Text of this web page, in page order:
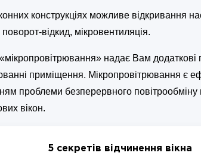
конструкціях можливе відкривання
відкид, мікровентиляція.
надає Вам додаткові
приміщення. Мікропровітрювання є
проблеми безперервного повітрообміну
вікон.
5 секретів відчинення вікна